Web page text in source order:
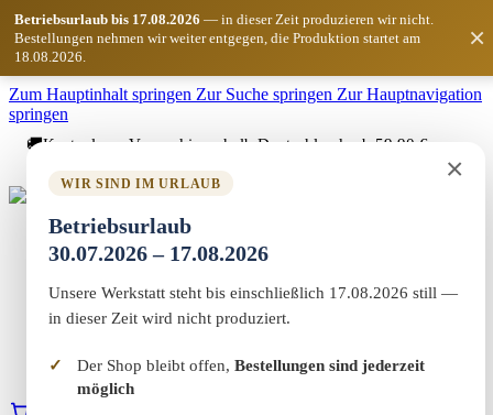
Zum Hauptinhalt springen Zur Suche springen Zur Hauptnavigation
springen
Betriebsurlaub bis 17.08.2026 — in dieser Zeit produzieren wir nicht.
Bestellungen nehmen wir weiter entgegen, die Produktion startet am
18.08.2026.
×
×
WIR SIND IM URLAUB
Betriebsurlaub
30.07.2026 – 17.08.2026
Unsere Werkstatt steht bis einschließlich 17.08.2026 still —
in dieser Zeit wird nicht produziert.
Der Shop bleibt offen, Bestellungen sind jederzeit
möglich
🚚Kostenloser Versand innerhalb Deutschlands ab 59,90 €
Marketing-MV
Home
Shop
Vereinswelt
Reflect+
Kontakt